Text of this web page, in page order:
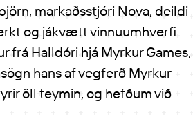
markaðsstjóri Nova, deildi
og jákvætt vinnuumhverfi
frá Halldóri hjá Myrkur Games,
hans af vegferð Myrkur
öll teymin, og hefðum við